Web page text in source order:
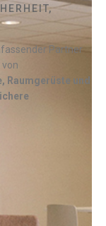
Partner
von
Raumgerüste und